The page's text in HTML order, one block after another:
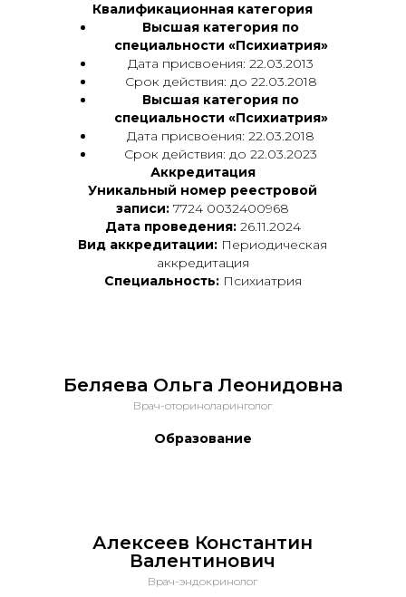
Квалификационная категория
Высшая категория по
специальности «Психиатрия»
Дата присвоения: 22.03.2013
Срок действия: до 22.03.2018
Высшая категория по
специальности «Психиатрия»
Дата присвоения: 22.03.2018
Срок действия: до 22.03.2023
Аккредитация
Уникальный номер реестровой
записи: 7724 0032400968
Дата проведения:26.11.2024
Вид аккредитации: Периодическая
аккредитация
Специальность:Психиатрия
Беляева Ольга Леонидовна
Врач-оториноларинголог
Образование
Алексеев Константин
Валентинович
Врач-эндокринолог